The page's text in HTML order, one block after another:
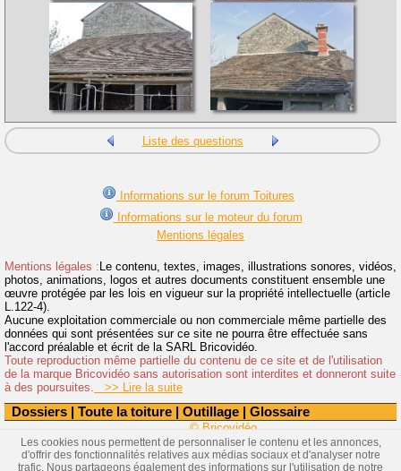
Dossiers | Toute la toiture | Outillage | Glossaire
Liste des questions
Informations sur le forum Toitures
Informations sur le moteur du forum
Mentions légales
Mentions légales : Le contenu, textes, images, illustrations sonores, vidéos,
photos, animations, logos et autres documents constituent ensemble une
œuvre protégée par les lois en vigueur sur la propriété intellectuelle (article
L.122-4).
Aucune exploitation commerciale ou non commerciale même partielle des
données qui sont présentées sur ce site ne pourra être effectuée sans
l'accord préalable et écrit de la SARL Bricovidéo.
Toute reproduction même partielle du contenu de ce site et de l'utilisation
de la marque Bricovidéo sans autorisation sont interdites et donneront suite
à des poursuites.
>> Lire la suite
© Bricovidéo
Les cookies nous permettent de personnaliser le contenu et les annonces,
d'offrir des fonctionnalités relatives aux médias sociaux et d'analyser notre
trafic. Nous partageons également des informations sur l'utilisation de notre